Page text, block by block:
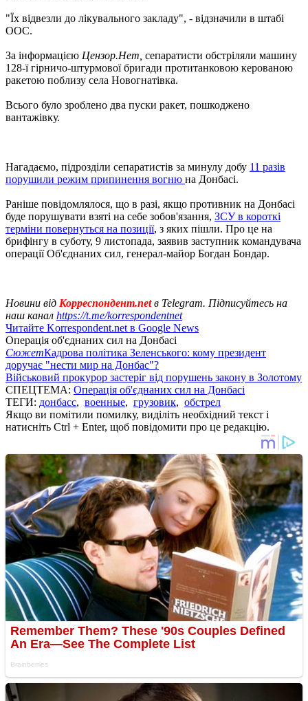
"Їх відвезли до лікувального закладу", - відзначили в штабі
ООС.
За інформацією Цензор.Нет, сепаратисти обстріляли машину
128-ї гірничо-штурмової бригади протитанковою керованою
ракетою поблизу села Новогнатівка.
Всього було зроблено два пуски ракет, пошкоджено
вантажівку.
Нагадаємо, підрозділи сепаратистів за минулу добу 11 разів
порушили режим припинення вогню на Донбасі.
Раніше повідомлялося, що в разі, якщо противник на Донбасі
буде порушувати взяті на себе зобов'язання, ЗСУ в короткі
терміни повернуться на позиції, з яких пішли. Про це на
брифінгу в суботу, 9 листопада, заявив заступник командувача
операції Об'єднаних сил, генерал-майор Богдан Бондар.
Новини від Корреспондент.netв Telegram. Підписуйтесь на
наш канал https://t.me/korrespondentnet
Читайте Korrespondent.net в Google News
Операція об'єднаних сил на Донбасі
СюжетКадрова політика Зеленського: кому президент
доручає "нести мир на Донбас"?
Військовий прокурор застеріг від порушень закону в Золотому
СПЕЦТЕМА: Операція об'єднаних сил на Донбасі
ТЕГИ: донбасс, военные, грузовик, обстрел
Якщо ви помітили помилку, виділіть необхідний текст і
натисніть Ctrl + Enter, щоб повідомити про це редакцію.